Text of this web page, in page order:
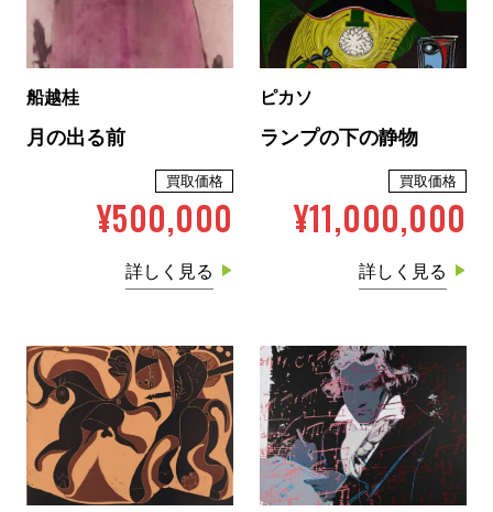
船越桂
月の出る前
買取価格
¥500,000
詳しく見る
ピカソ
ランプの下の静物
買取価格
¥11,000,000
詳しく見る